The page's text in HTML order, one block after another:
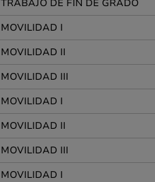
TRABAJO DE FIN DE GRADO
MOVILIDAD I
MOVILIDAD II
MOVILIDAD III
MOVILIDAD I
MOVILIDAD II
MOVILIDAD III
MOVILIDAD I